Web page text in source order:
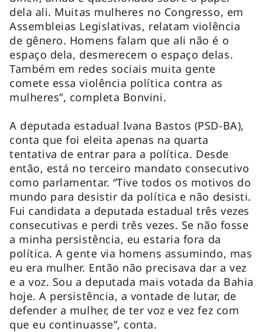
dela ali. Muitas mulheres no Congresso, em
Assembleias Legislativas, relatam violência
de gênero. Homens falam que ali não é o
espaço dela, desmerecem o espaço delas.
Também em redes sociais muita gente
comete essa violência política contra as
mulheres”, completa Bonvini.
A deputada estadual Ivana Bastos (PSD-BA),
conta que foi eleita apenas na quarta
tentativa de entrar para a política. Desde
então, está no terceiro mandato consecutivo
como parlamentar. “Tive todos os motivos do
mundo para desistir da política e não desisti.
Fui candidata a deputada estadual três vezes
consecutivas e perdi três vezes. Se não fosse
a minha persistência, eu estaria fora da
política. A gente via homens assumindo, mas
eu era mulher. Então não precisava dar a vez
e a voz. Sou a deputada mais votada da Bahia
hoje. A persistência, a vontade de lutar, de
defender a mulher, de ter voz e vez fez com
que eu continuasse”, conta.